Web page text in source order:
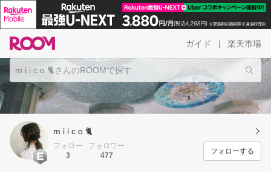
ガイド 楽天市場
m i i c o 🐈
フォロー
3
フォロワー
477
フォローする